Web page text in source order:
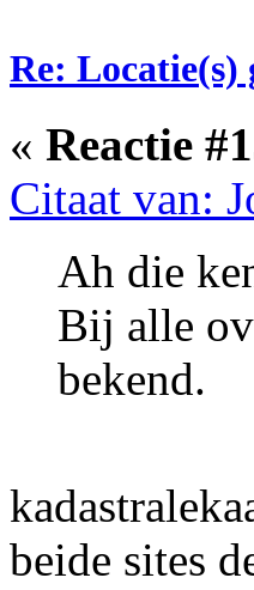
Re: Locatie(s)
« Reactie
Citaat van:
Ah die
Bij alle
bekend.
beide sites